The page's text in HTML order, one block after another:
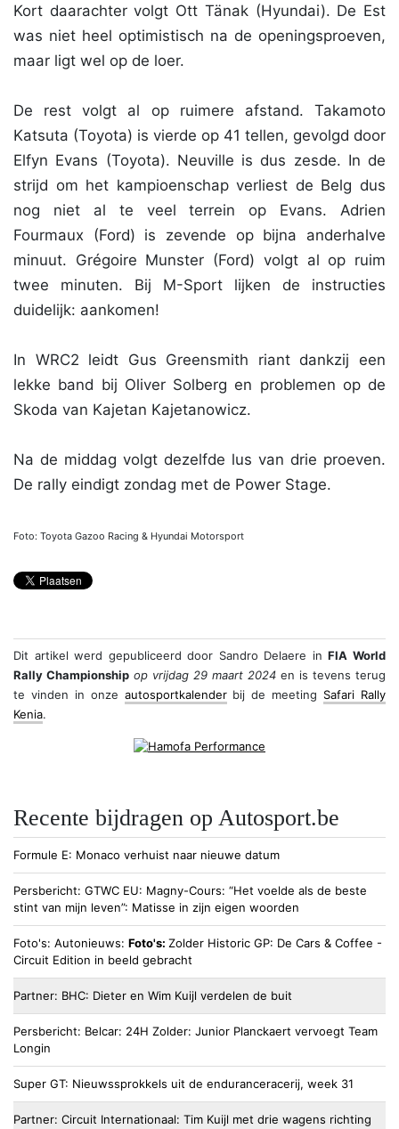
Kort daarachter volgt Ott Tänak (Hyundai). De Est
was niet heel optimistisch na de openingsproeven,
maar ligt wel op de loer.
De rest volgt al op ruimere afstand. Takamoto
Katsuta (Toyota) is vierde op 41 tellen, gevolgd door
Elfyn Evans (Toyota). Neuville is dus zesde. In de
strijd om het kampioenschap verliest de Belg dus
nog niet al te veel terrein op Evans. Adrien
Fourmaux (Ford) is zevende op bijna anderhalve
minuut. Grégoire Munster (Ford) volgt al op ruim
twee minuten. Bij M-Sport lijken de instructies
duidelijk: aankomen!
In WRC2 leidt Gus Greensmith riant dankzij een
lekke band bij Oliver Solberg en problemen op de
Skoda van Kajetan Kajetanowicz.
Na de middag volgt dezelfde lus van drie proeven.
De rally eindigt zondag met de Power Stage.
Foto: Toyota Gazoo Racing & Hyundai Motorsport
Dit artikel werd gepubliceerd door Sandro Delaere inFIA World
Rally Championship op vrijdag 29 maart 2024 en is tevens terug
te vinden in onze autosportkalenderbij de meeting Safari Rally
Kenia.
Recente bijdragen op Autosport.be
Formule E Monaco verhuist naar nieuwe datum
Persbericht GTWC EU
Magny-Cours: “Het voelde als de beste
stint van mijn leven”: Matisse in zijn eigen woorden
Foto's Autonieuws Foto's: Zolder Historic GP: De Cars & Coffee -
Circuit Edition in beeld gebracht
Partner BHC Dieter en Wim Kuijl verdelen de buit
Persbericht Belcar 24H Zolder: Junior Planckaert vervoegt Team
Longin
Super GT Nieuwssprokkels uit de enduranceracerij, week 31
Partner Circuit Internationaal Tim Kuijl met drie wagens richting